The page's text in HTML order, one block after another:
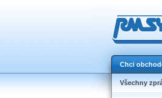
Chci
Všechny